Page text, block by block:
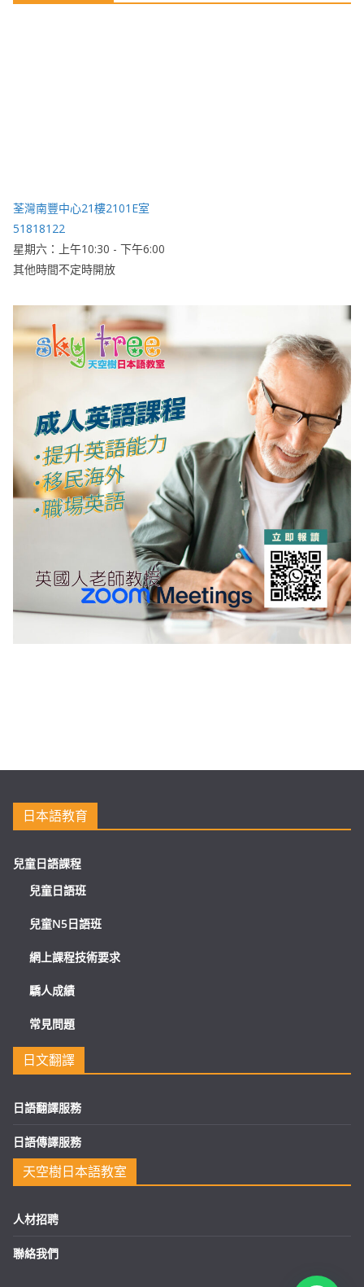
荃灣南豐中心21樓2101E室
51818122
星期六：上午10:30 - 下午6:00
其他時間不定時開放
日本語教育
兒童日語課程
兒童日語班
兒童N5日語班
網上課程技術要求
驕人成績
常見問題
日文翻譯
日語翻譯服務
日語傳譯服務
天空樹日本語教室
人材招聘
聯絡我們